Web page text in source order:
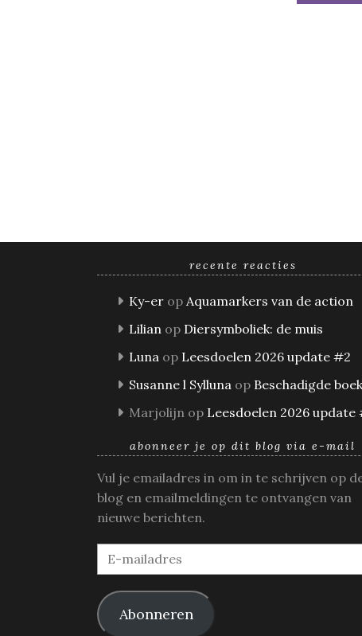
recente reacties
Ky-er op Aquamarkers van de action
Lilian op Diersymboliek: de muis
Luna op Leesdoelen 2026 update #2
Susanne l Sylluna op Beschadigde
Marjolijn op Leesdoelen 2026 update
abonneer je op dit blog via e-mail
Vul je emailadres in om in te schrijven op
blog en emailmeldingen te ontvangen van
nieuwe berichten.
E-
mailadres
Abonneren